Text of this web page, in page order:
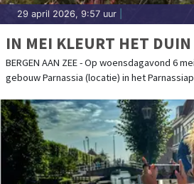
29 april 2026, 9:57 uur
IN MEI KLEURT HET DUIN
BERGEN AAN ZEE - Op woensdagavond 6
gebouw Parnassia (locatie) in het